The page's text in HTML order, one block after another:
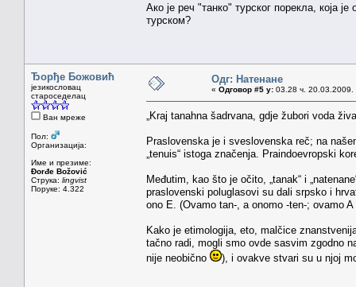
Ако је реч "танко" турског порекла, која
турском?
Ђорђе Божовић
језикословац
староседелац
Ван мреже
Пол:
Организација:
Име и презиме:
Đorđe Božović
Струка: lingvist
Поруке: 4.322
Одг: Натенане
« Одговор #5 у: 03.28 ч. 20.03.2009.
„Kraj tanahna šadrvana, gdje žubori voda
Praslovenska je i sveslovenska reč; na
„tenuis“ istoga značenja. Praindoevropski
Međutim, kao što je očito, „tanak“ i
praslovenski poluglasovi su dali srpsko i
ono E. (Ovamo tan-, a onomo -ten-; ovamo
Kako je etimologija, eto, malčice
tačno radi, mogli smo ovde sasvim zgodno
nije neobično
), i ovakve stvari su u njoj